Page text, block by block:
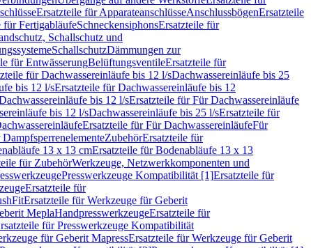
Ersatzteile für ApparateanschlüsseAnschlussbögenErsatzteile
für FertigabläufeSchneckensiphonsErsatzteile für
Schallschutz und
SchallschutzDämmungen zur
für EntwässerungBelüftungsventileErsatzteile für
für Dachwassereinläufe bis 12 l/sDachwassereinläufe bis 25
bis 12 l/sErsatzteile für Dachwassereinläufe bis 12
bis 12 l/sErsatzteile für Für Dachwassereinläufe
bis 12 l/sDachwassereinläufe bis 25 l/sErsatzteile für
Ersatzteile für Für DachwassereinläufeFür
ZubehörErsatzteile für
13 x 13 cmErsatzteile für Bodenabläufe 13 x 13
für ZubehörWerkzeuge, Netzwerkkomponenten und
Presswerkzeuge Kompatibilität [1]Ersatzteile für
Ersatzteile für
Ersatzteile für Werkzeuge für Geberit
MeplaHandpresswerkzeugeErsatzteile für
für Presswerkzeuge Kompatibilität
für Geberit MapressErsatzteile für Werkzeuge für Geberit